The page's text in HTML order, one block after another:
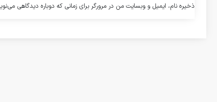
ذخیره نام، ایمیل و وبسایت من در مرورگر برای زمانی که دوباره دیدگاهی